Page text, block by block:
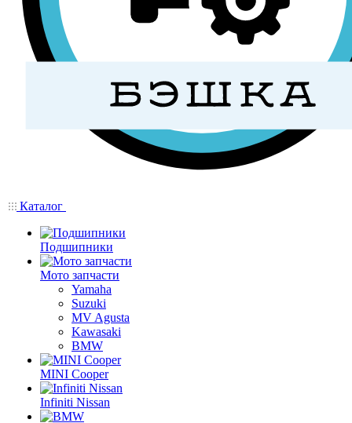
Каталог
Подшипники
Мото запчасти
Yamaha
Suzuki
MV Agusta
Kawasaki
BMW
MINI Cooper
Infiniti Nissan